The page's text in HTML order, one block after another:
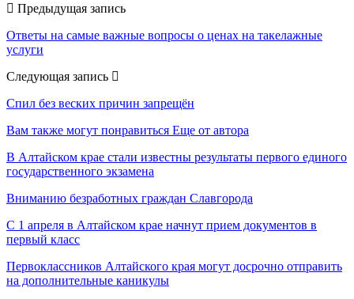
Предыдущая запись
Ответы на самые важные вопросы о ценах на такелажные
услуги
Следующая запись
Спил без веских причин запрещён
Вам также могут понравиться Еще от автора
В Алтайском крае стали известны результаты первого единого
государственного экзамена
Вниманию безработных граждан Славгорода
С 1 апреля в Алтайском крае начнут прием документов в
первый класс
Первоклассников Алтайского края могут досрочно отправить
на дополнительные каникулы